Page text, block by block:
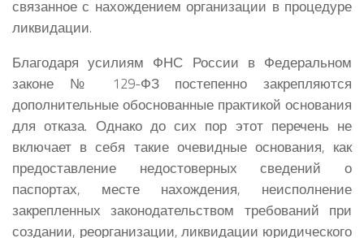
связанное с нахождением организации в процедуре
ликвидации.
Благодаря усилиям ФНС России в Федеральном
законе № 129-ФЗ постепенно закрепляются
дополнительные обоснованные практикой основания
для отказа. Однако до сих пор этот перечень не
включает в себя такие очевидные основания, как
предоставление недостоверных сведений о
паспортах, месте нахождения, неисполнение
закрепленных законодательством требований при
создании, реорганизации, ликвидации юридического